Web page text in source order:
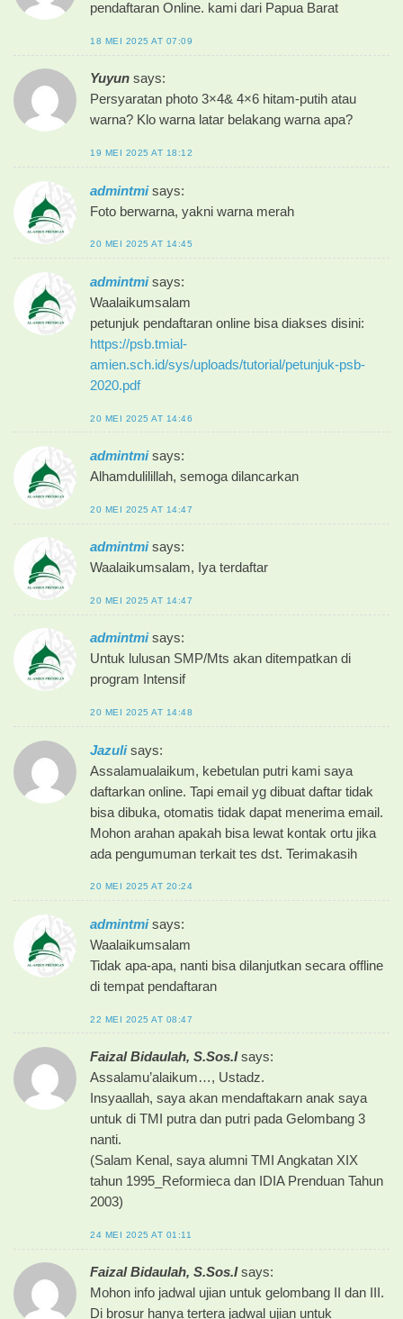
pendaftaran Online. kami dari Papua Barat
18 MEI 2025 AT 07:09
Yuyun says:
Persyaratan photo 3×4& 4×6 hitam-putih atau
warna? Klo warna latar belakang warna apa?
19 MEI 2025 AT 18:12
admintmi says:
Foto berwarna, yakni warna merah
20 MEI 2025 AT 14:45
admintmi says:
Waalaikumsalam
petunjuk pendaftaran online bisa diakses disini:
https://psb.tmial-
amien.sch.id/sys/uploads/tutorial/petunjuk-psb-
2020.pdf
20 MEI 2025 AT 14:46
admintmi says:
Alhamdulilillah, semoga dilancarkan
20 MEI 2025 AT 14:47
admintmi says:
Waalaikumsalam, Iya terdaftar
20 MEI 2025 AT 14:47
admintmi says:
Untuk lulusan SMP/Mts akan ditempatkan di
program Intensif
20 MEI 2025 AT 14:48
Jazuli says:
Assalamualaikum, kebetulan putri kami saya
daftarkan online. Tapi email yg dibuat daftar tidak
bisa dibuka, otomatis tidak dapat menerima email.
Mohon arahan apakah bisa lewat kontak ortu jika
ada pengumuman terkait tes dst. Terimakasih
20 MEI 2025 AT 20:24
admintmi says:
Waalaikumsalam
Tidak apa-apa, nanti bisa dilanjutkan secara offline
di tempat pendaftaran
22 MEI 2025 AT 08:47
Faizal Bidaulah, S.Sos.I says:
Assalamu’alaikum…, Ustadz.
Insyaallah, saya akan mendaftakarn anak saya
untuk di TMI putra dan putri pada Gelombang 3
nanti.
(Salam Kenal, saya alumni TMI Angkatan XIX
tahun 1995_Reformieca dan IDIA Prenduan Tahun
2003)
24 MEI 2025 AT 01:11
Faizal Bidaulah, S.Sos.I says:
Mohon info jadwal ujian untuk gelombang II dan III.
Di brosur hanya tertera jadwal ujian untuk